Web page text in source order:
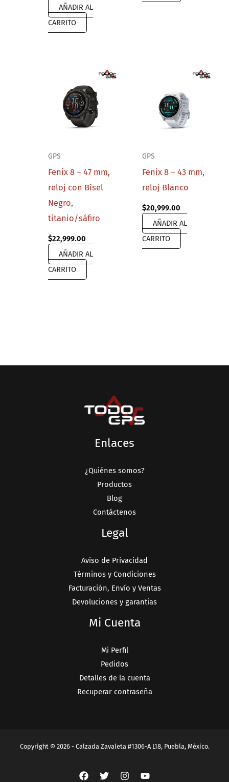
AÑADIR AL
CARRITO
GPS
Fenix 8 – 47 mm,
reloj con Bísel
Negro,
titanio/sáfiro
$22,999.00
AÑADIR AL
CARRITO
GPS
Fenix 8 – 43 mm,
reloj Blanco
$20,999.00
AÑADIR AL
CARRITO
Enlaces
¿Quiénes somos?
Productos
Blog
Contáctenos
Legal
Aviso de Privacidad
Términos y Condiciones
Facturación, Envío y Ventas
Devoluciones y garantias
Mi Cuenta
Mi Perfil
Pedidos
Detalles de la cuenta
Recuperar contraseña
Copyright © 2026 - Calzada Zavaleta #1306-A L18, Puebla, México.